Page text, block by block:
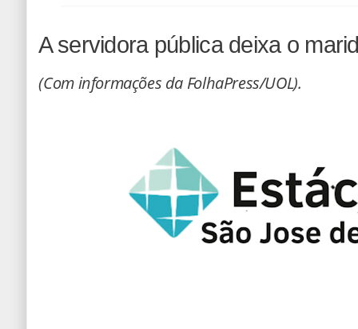
A servidora pública deixa o
(Com informações da FolhaPress/UOL).